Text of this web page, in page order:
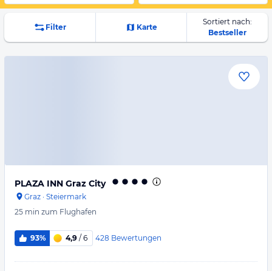
Filter Karte
Sortiert nach:
Bestseller
PLAZA INN Graz City
Graz · Steiermark
25 min zum Flughafen
93% 4,9 / 6 428 Bewertungen